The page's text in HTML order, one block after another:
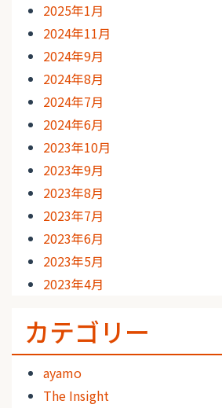
2025年1月
2024年11月
2024年9月
2024年8月
2024年7月
2024年6月
2023年10月
2023年9月
2023年8月
2023年7月
2023年6月
2023年5月
2023年4月
カテゴリー
ayamo
The Insight